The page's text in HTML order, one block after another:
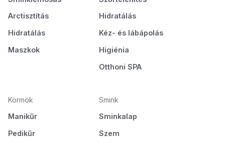
Arctisztítás
Hidratálás
Maszkok
Hidratálás
Kéz- és lábápolás
Higiénia
Otthoni SPA
Körmök
Manikűr
Pedikűr
Smink
Sminkalap
Szem